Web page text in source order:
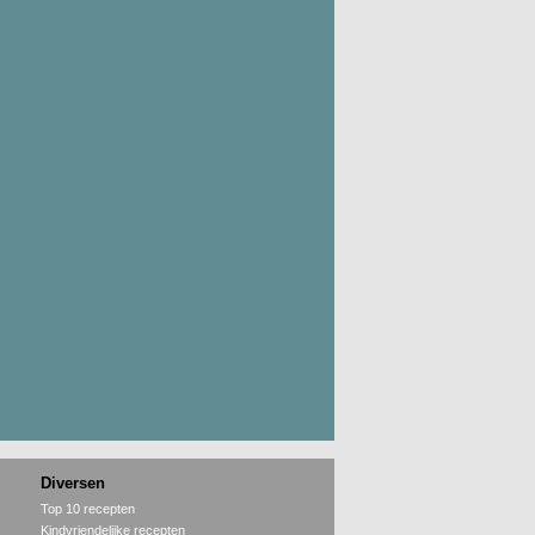
Diversen
Top 10 recepten
Kindvriendelijke recepten